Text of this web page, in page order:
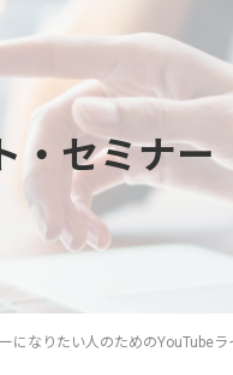
・セミナー
になりたい人のためのYouTubeラ